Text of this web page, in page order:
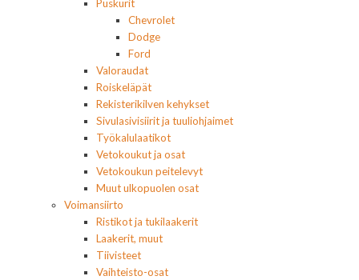
Puskurit
Chevrolet
Dodge
Ford
Valoraudat
Roiskeläpät
Rekisterikilven kehykset
Sivulasivisiirit ja tuuliohjaimet
Työkalulaatikot
Vetokoukut ja osat
Vetokoukun peitelevyt
Muut ulkopuolen osat
Voimansiirto
Ristikot ja tukilaakerit
Laakerit, muut
Tiivisteet
Vaihteisto-osat